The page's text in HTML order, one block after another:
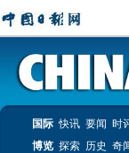
国际 快讯 要闻 时
博览 探索 历史 奇